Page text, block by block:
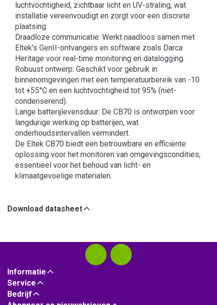
luchtvochtigheid, zichtbaar licht en UV-straling, wat
installatie vereenvoudigt en zorgt voor een discrete
plaatsing.​
Draadloze communicatie: Werkt naadloos samen met
Eltek's GenII-ontvangers en software zoals Darca
Heritage voor real-time monitoring en datalogging.​
Robuust ontwerp: Geschikt voor gebruik in
binnenomgevingen met een temperatuurbereik van -10
tot +55°C en een luchtvochtigheid tot 95% (niet-
condenserend).​
Lange batterijlevensduur: De CB70 is ontworpen voor
langdurige werking op batterijen, wat
onderhoudsintervallen vermindert.​
De Eltek CB70 biedt een betrouwbare en efficiënte
oplossing voor het monitoren van omgevingscondities,
essentieel voor het behoud van licht- en
klimaatgevoelige materialen.
Download datasheet
Informatie
Service
Bedrijf